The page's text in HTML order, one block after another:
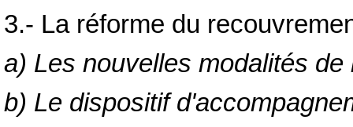
3.- La réforme du
a) Les nouvelles modalités
b) Le dispositif